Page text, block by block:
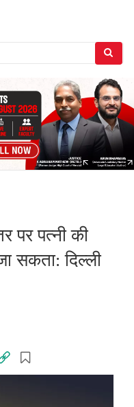
पर पत्नी की
सकता: दिल्ली